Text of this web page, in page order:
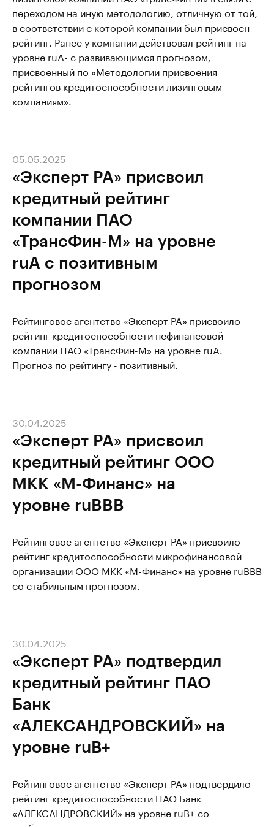
переходом на иную методологию, отличную от той,
в соответствии с которой компании был присвоен
рейтинг. Ранее у компании действовал рейтинг на
уровне ruА- с развивающимся прогнозом,
присвоенный по «Методологии присвоения
рейтингов кредитоспособности лизинговым
компаниям».
«Эксперт РА» присвоил
кредитный рейтинг
компании ПАО
«ТрансФин-М» на уровне
ruA с позитивным
прогнозом
05.05.2025
Рейтинговое агентство «Эксперт РА» присвоило
рейтинг кредитоспособности нефинансовой
компании ПАО «ТрансФин-М» на уровне ruA.
Прогноз по рейтингу - позитивный.
«Эксперт РА» присвоил
кредитный рейтинг ООО
МКК «М-Финанс» на
уровне ruBBB
30.04.2025
Рейтинговое агентство «Эксперт РА» присвоило
рейтинг кредитоспособности микрофинансовой
организации ООО МКК «М-Финанс» на уровне ruBBB
со стабильным прогнозом.
«Эксперт РА» подтвердил
кредитный рейтинг ПАО
Банк
«АЛЕКСАНДРОВСКИЙ» на
уровне ruВ+
30.04.2025
Рейтинговое агентство «Эксперт РА» подтвердило
рейтинг кредитоспособности ПАО Банк
«АЛЕКСАНДРОВСКИЙ» на уровне ruВ+ со